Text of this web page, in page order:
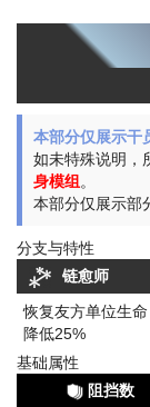
本部分仅展示干
如未特殊说明，
身模组。
本部分仅展示部
分支与特性
链愈师
恢复友方单位生
降低25%
基础属性
阻挡数